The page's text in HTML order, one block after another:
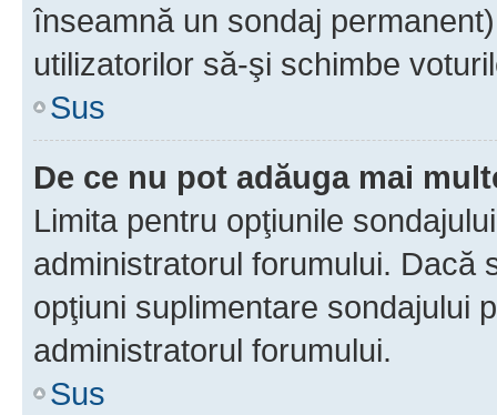
înseamnă un sondaj
utilizatorilor să-şi schimbe
Sus
De ce nu pot adăuga mai
Limita pentru opţiunile
administratorul forumului. Dacă
opţiuni suplimentare sondajului
administratorul forumului.
Sus